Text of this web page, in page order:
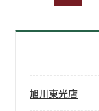
旭川東光店